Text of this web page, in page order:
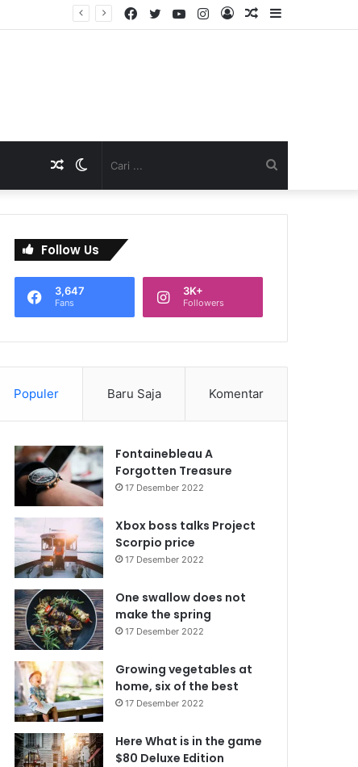
Sidebar
Artikel
Log
Instagram
YouTube
Twitter
Facebook
...
Switch
skin
Artikel
Acak
Follow Us
3,647
Fans
3K+
Followers
Populer Baru Saja Komentar
Fontainebleau A
Forgotten Treasure
17 Desember 2022
Xbox boss talks Project
Scorpio price
17 Desember 2022
One swallow does not
make the spring
17 Desember 2022
Growing vegetables at
home, six of the best
17 Desember 2022
Here What is in the game
$80 Deluxe Edition